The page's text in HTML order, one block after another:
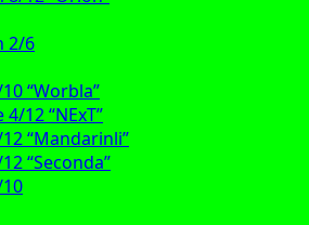
2/6
“Worbla”
4/12 “NExT”
“Mandarinli”
“Seconda”